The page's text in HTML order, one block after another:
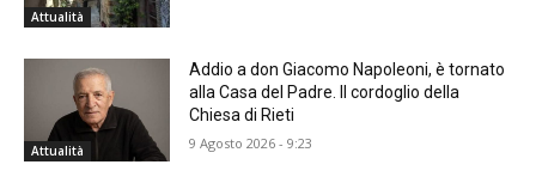
Attualità
Attualità
Addio a don Giacomo Napoleoni, è tornato
alla Casa del Padre. Il cordoglio della
Chiesa di Rieti
9 Agosto 2026 - 9:23